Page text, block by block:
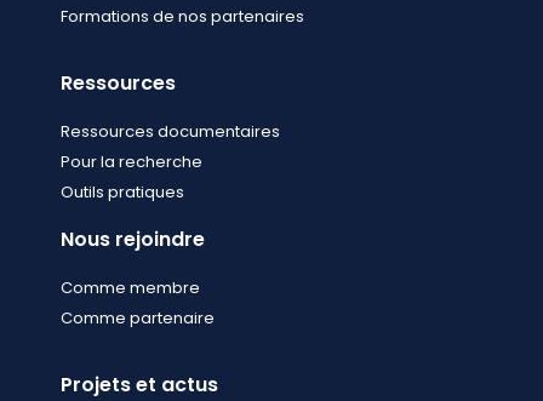
Formations de nos partenaires
Ressources
Ressources documentaires
Pour la recherche
Outils pratiques
Nous rejoindre
Comme membre
Comme partenaire
Projets et actus